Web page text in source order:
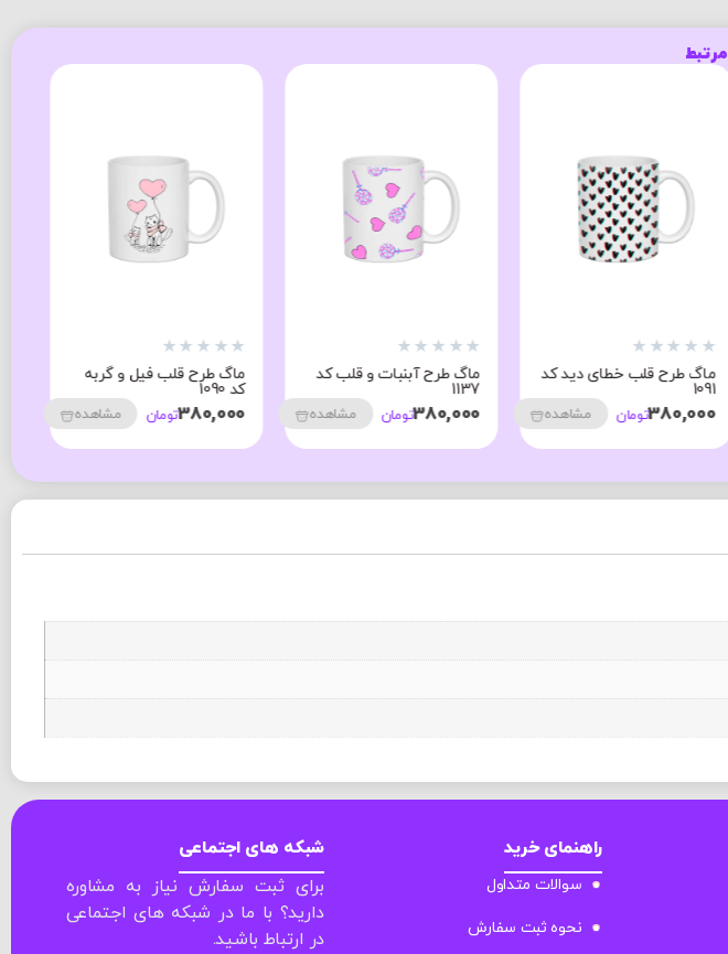
مرتبط
★
★
★
★
★
ماگ طرح قلب خطای دید کد
1091
380,000تومان مشاهده
★
★
★
★
★
ماگ طرح آبنبات و قلب کد
1137
380,000تومان مشاهده
★
★
★
★
★
ماگ طرح قلب فیل و گربه
کد 1090
380,000تومان مشاهده
راهنمای خرید
سوالات متداول
نحوه ثبت سفارش
شبکه های اجتماعی
برای ثبت سفارش نیاز به مشاوره
دارید؟ با ما در شبکه های اجتماعی
در ارتباط باشید.